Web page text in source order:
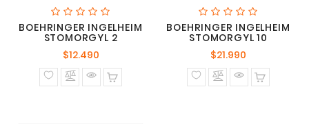
BOEHRINGER INGELHEIM
STOMORGYL 2
$12.490Precio
normal
BOEHRINGER INGELHEIM
STOMORGYL 10
$21.990
normal